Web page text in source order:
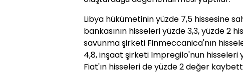
Libya hükümetinin yüzde 7,5 hissesine
bankasının hisseleri yüzde 3,3, yüzde 2
savunma şirketi Finmeccanica'nın
4,8, inşaat şirketi Impregilo'nun
Fiat'ın hisseleri de yüzde 2 değer